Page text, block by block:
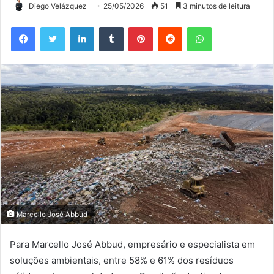
Diego Velázquez 25/05/2026 51 3 minutos de leitura
FacebookTwitter LinkedinTumblr PinterestReddit WhatsApp
Marcello José Abbud
Para Marcello José Abbud, empresário e especialista em
soluções ambientais, entre 58% e 61% dos resíduos